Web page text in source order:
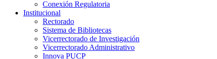
Conexión Regulatoria
Institucional
Rectorado
Sistema de Bibliotecas
Vicerrectorado de Investigación
Vicerrectorado Administrativo
Innova PUCP